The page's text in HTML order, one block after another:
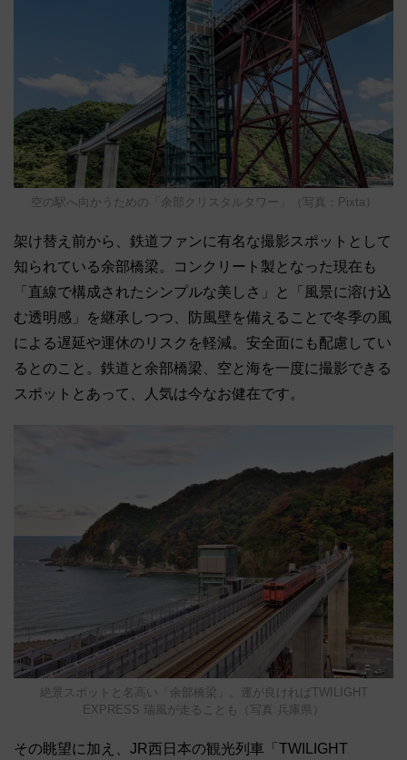
空の駅へ向かうための「余部クリスタルタワー」（写真：Pixta）
架け替え前から、鉄道ファンに有名な撮影スポットとして
知られている余部橋梁。コンクリート製となった現在も
「直線で構成されたシンプルな美しさ」と「風景に溶け込
む透明感」を継承しつつ、防風壁を備えることで冬季の風
による遅延や運休のリスクを軽減。安全面にも配慮してい
るとのこと。鉄道と余部橋梁、空と海を一度に撮影できる
スポットとあって、人気は今なお健在です。
絶景スポットと名高い「余部橋梁」。運が良ければTWILIGHT
EXPRESS 瑞風が走ることも（写真:兵庫県）
その眺望に加え、JR西日本の観光列車「TWILIGHT